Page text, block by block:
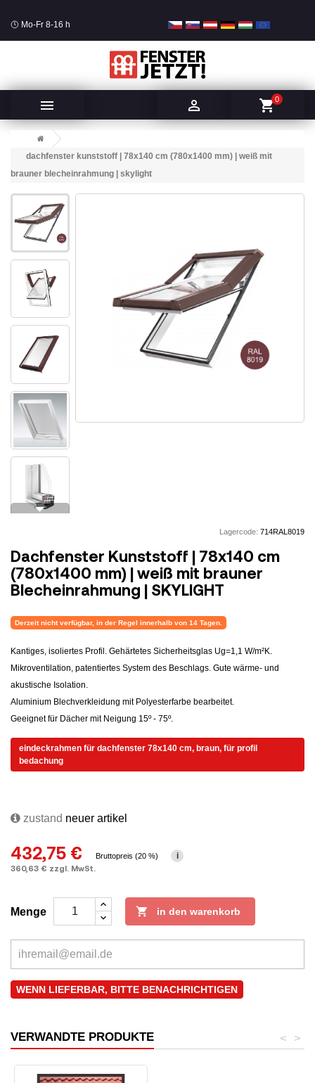
Mo-Fr 8-16 h
  shopping_cart0
dachfenster kunststoff | 78x140 cm (780x1400 mm) | weiß mit
brauner blecheinrahmung | skylight
arrow_drop_down
Lagercode: 714RAL8019
Dachfenster Kunststoff | 78x140 cm
(780x1400 mm) | weiß mit brauner
Blecheinrahmung | SKYLIGHT
Derzeit nicht verfügbar, in der Regel innerhalb von 14 Tagen.
Kantiges, isoliertes Profil. Gehärtetes Sicherheitsglas Ug=1,1 W/m²K.
Mikroventilation, patentiertes System des Beschlags. Gute wärme- und
akustische Isolation.
Aluminium Blechverkleidung mit Polyesterfarbe bearbeitet.
Geeignet für Dächer mit Neigung 15º - 75º.
eindeckrahmen für dachfenster 78x140 cm, braun, für profil
bedachung
zustand neuer artikel
432,75 €
360,63 € zzgl. MwSt.
Bruttopreis (20 %) i
Menge  in den warenkorb
WENN LIEFERBAR, BITTE BENACHRICHTIGEN
VERWANDTE PRODUKTE >
<